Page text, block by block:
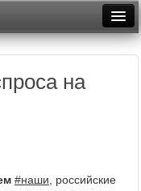
на
#наши , российские